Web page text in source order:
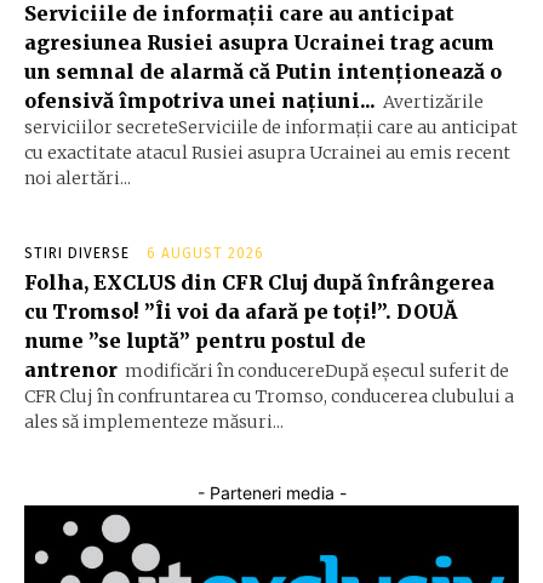
Serviciile de informații care au anticipat
agresiunea Rusiei asupra Ucrainei trag acum
un semnal de alarmă că Putin intenționează o
ofensivă împotriva unei națiuni... Avertizările
serviciilor secreteServiciile de informații care au anticipat
cu exactitate atacul Rusiei asupra Ucrainei au emis recent
noi alertări...
STIRI DIVERSE 6 AUGUST 2026
Folha, EXCLUS din CFR Cluj după înfrângerea
cu Tromso! ”Îi voi da afară pe toți!”. DOUĂ
nume ”se luptă” pentru postul de
antrenor modificări în conducereDupă eșecul suferit de
CFR Cluj în confruntarea cu Tromso, conducerea clubului a
ales să implementeze măsuri...
- Parteneri media -